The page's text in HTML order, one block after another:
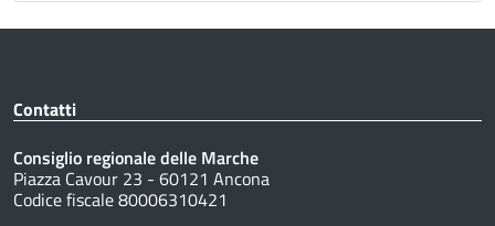
Contatti
Consiglio regionale delle Marche
Piazza Cavour 23 - 60121 Ancona
Codice fiscale 80006310421